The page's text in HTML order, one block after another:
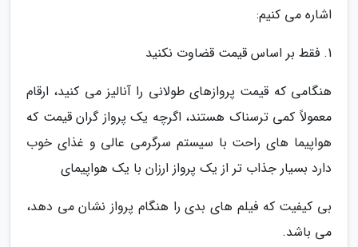
اشاره می کنیم:
1. فقط بر اساس قیمت قضاوت نکنید
هنگامی که قیمت پروازهای طولانی را آنالیز می کنید، ارقام
معمولاً کمی ترسناک هستند، اگرچه یک پرواز گران قیمت که
هواپیما های راحت با سیستم سرگرمی عالی و غذای خوب
دارد بسیار جذاب تر از یک پرواز ارزان با یک هواپیمای
بی کیفیت که فیلم های بدی را هنگام پرواز نشان می دهد،
می باشد.